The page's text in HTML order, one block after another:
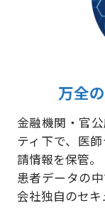
万全
金融機関・官
ティ下で、医
請情報を保管。
患者データの
会社独自のセキ